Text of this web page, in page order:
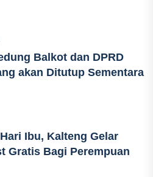
Balkot dan DPRD
akan Ditutup Sementara
Ibu, Kalteng Gelar
Gratis Bagi Perempuan